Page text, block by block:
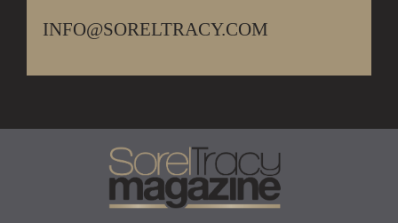
INFO@SORELTRACY.COM